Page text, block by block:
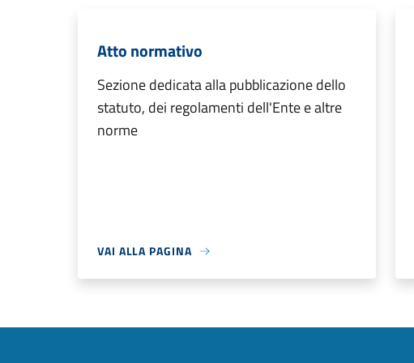
Atto normativo
Sezione dedicata alla pubblicazione dello
statuto, dei regolamenti dell'Ente e altre
norme
VAI ALLA PAGINA